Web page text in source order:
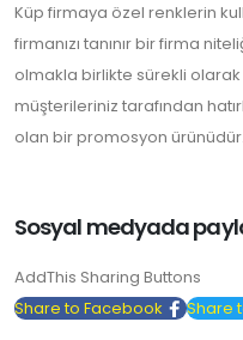
Küp firmaya özel renklerin
firmanızı tanınır bir firma
olmakla birlikte sürekli
müşterileriniz tarafından
olan bir promosyon ürünüdür.
Sosyal medyada
AddThis Sharing Buttons
Share to Facebook
Share